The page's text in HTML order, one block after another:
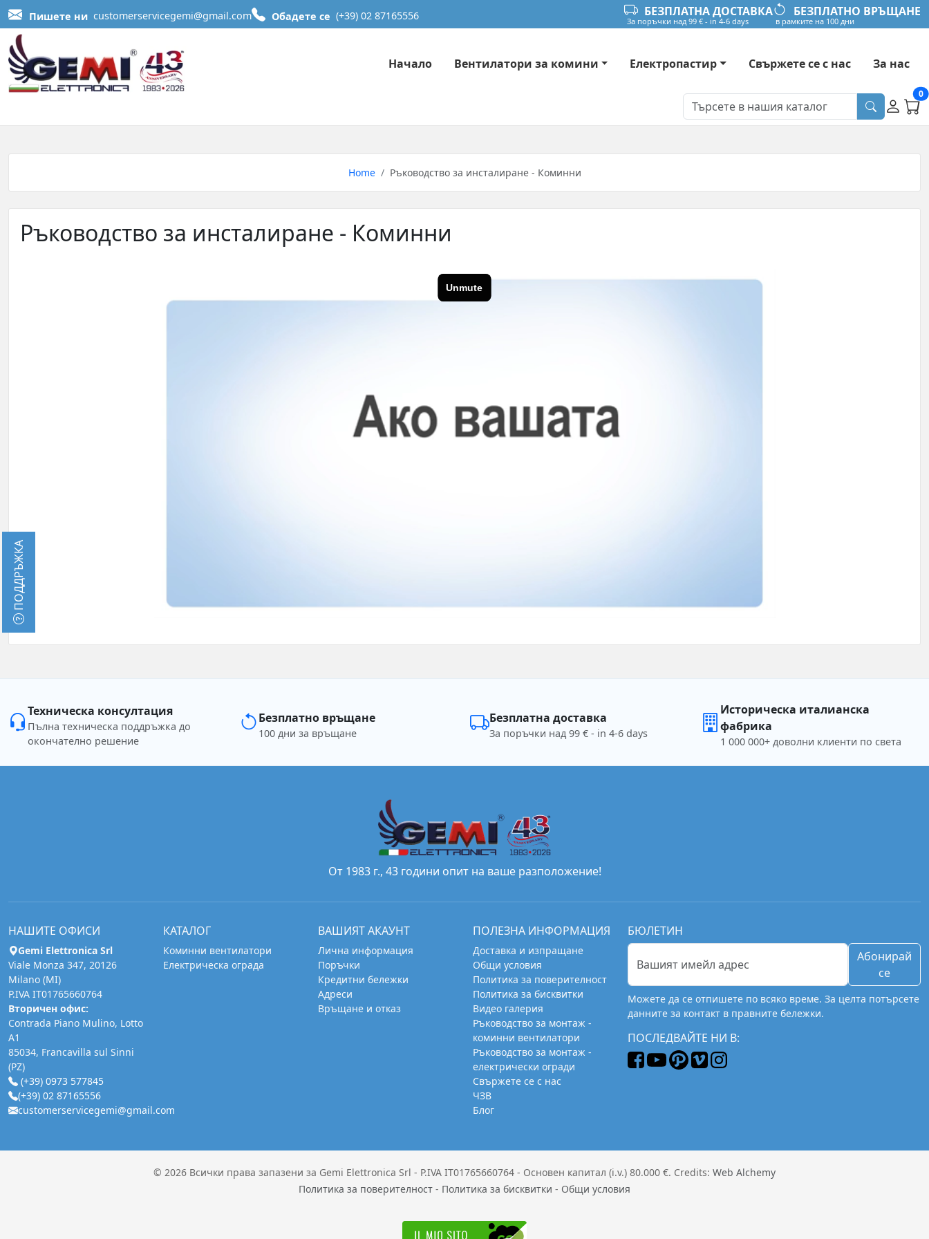
Пишете ни customerservicegemi@gmail.com Обадете се (+39) 02 87165556 БЕЗПЛАТНА ДОСТАВКА
За поръчки над 99 € - in 4-6 days
БЕЗПЛАТНО ВРЪЩАНЕ
в рамките на 100 дни
Начало Вентилатори за комини Електропастир Свържете се с нас За нас
0
Home Ръководство за инсталиране - Коминни
Ръководство за инсталиране - Коминни
Техническа консултация
Пълна техническа поддръжка до
окончателно решение
Безплатно връщане
100 дни за връщане
Безплатна доставка
За поръчки над 99 € - in 4-6 days
Историческа италианска
фабрика
1 000 000+ доволни клиенти по света
От 1983 г., 43 години опит на ваше разположение!
НАШИТЕ ОФИСИ
Gemi Elettronica Srl
Viale Monza 347, 20126
Milano (MI)
P.IVA IT01765660764
Вторичен офис:
Contrada Piano Mulino, Lotto
A1
85034, Francavilla sul Sinni
(PZ)
(+39) 0973 577845
(+39) 02 87165556
customerservicegemi@gmail.com
КАТАЛОГ
Коминни вентилатори
Електрическа ограда
ВАШИЯТ АКАУНТ
Лична информация
Поръчки
Кредитни бележки
Адреси
Връщане и отказ
ПОЛЕЗНА ИНФОРМАЦИЯ
Доставка и изпращане
Общи условия
Политика за поверителност
Политика за бисквитки
Видео галерия
Ръководство за монтаж -
коминни вентилатори
Ръководство за монтаж -
електрически огради
Свържете се с нас
ЧЗВ
Блог
БЮЛЕТИН
Абонирай
се
Можете да се отпишете по всяко време. За целта потърсете
данните за контакт в правните бележки.
ПОСЛЕДВАЙТЕ НИ В:
© 2026 Всички права запазени за Gemi Elettronica Srl - P.IVA IT01765660764 - Основен капитал (i.v.) 80.000 €. Credits: Web Alchemy
Политика за поверителност - Политика за бисквитки - Общи условия
ПОДДРЪЖКА